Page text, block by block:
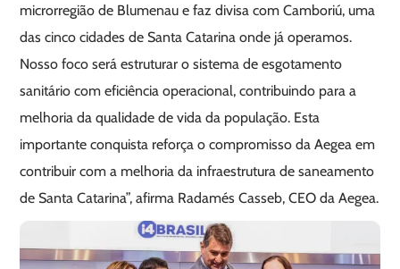
microrregião de Blumenau e faz divisa com Camboriú, uma
das cinco cidades de Santa Catarina onde já operamos.
Nosso foco será estruturar o sistema de esgotamento
sanitário com eficiência operacional, contribuindo para a
melhoria da qualidade de vida da população. Esta
importante conquista reforça o compromisso da Aegea em
contribuir com a melhoria da infraestrutura de saneamento
de Santa Catarina”, afirma Radamés Casseb, CEO da Aegea.